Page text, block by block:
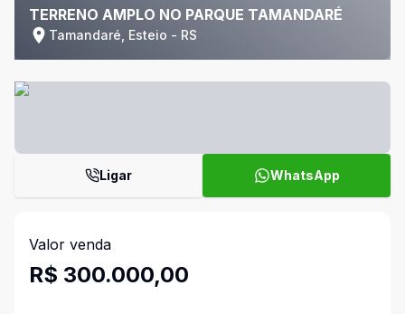
TERRENO AMPLO NO PARQUE TAMANDARÉ
Tamandaré, Esteio - RS
Ligar WhatsApp
Valor venda
R$ 300.000,00